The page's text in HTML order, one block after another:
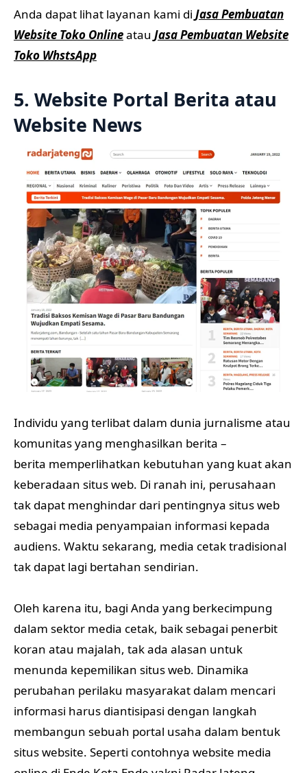
Anda dapat lihat layanan kami di Jasa Pembuatan
Website Toko Onlineatau Jasa Pembuatan Website
Toko WhstsApp
5. Website Portal Berita atau
Website News
Individu yang terlibat dalam dunia jurnalisme atau
komunitas yang menghasilkan berita –
berita memperlihatkan kebutuhan yang kuat akan
keberadaan situs web. Di ranah ini, perusahaan
tak dapat menghindar dari pentingnya situs web
sebagai media penyampaian informasi kepada
audiens. Waktu sekarang, media cetak tradisional
tak dapat lagi bertahan sendirian.
Oleh karena itu, bagi Anda yang berkecimpung
dalam sektor media cetak, baik sebagai penerbit
koran atau majalah, tak ada alasan untuk
menunda kepemilikan situs web. Dinamika
perubahan perilaku masyarakat dalam mencari
informasi harus diantisipasi dengan langkah
membangun sebuah portal usaha dalam bentuk
situs website. Seperti contohnya website media